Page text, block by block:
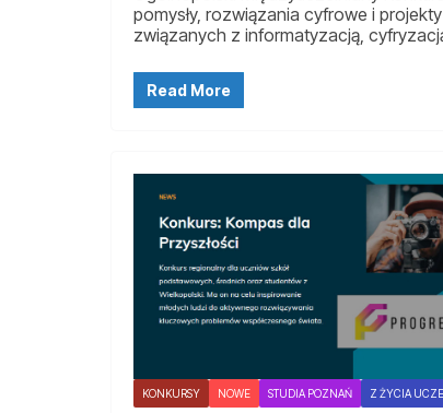
pomysły, rozwiązania cyfrowe i
związanych z informatyzacją,
Read More
KONKURSY NOWE STUDIA POZNAŃ Z ŻYCIA